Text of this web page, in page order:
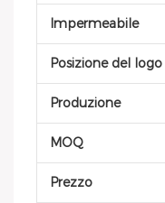
Impermeabile
Posizione del logo
Produzione
MOQ
Prezzo